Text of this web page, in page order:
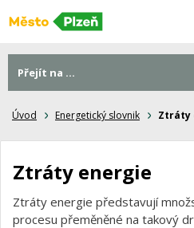
Úvod Energetický slovnik Ztráty
Ztráty energie
Ztráty energie představují
procesu přeměněné na takový
Přejít na ...